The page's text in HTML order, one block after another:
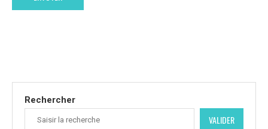
Rechercher
VALIDER